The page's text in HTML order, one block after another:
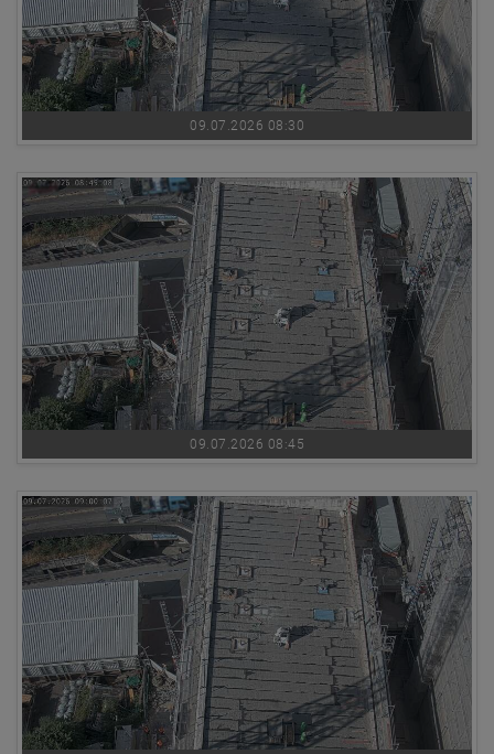
09.07.2026 08:30
09.07.2026 08:45